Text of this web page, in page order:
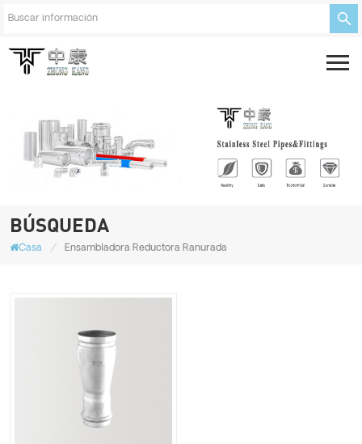
BÚSQUEDA
Casa / Ensambladora Reductora Ranurada